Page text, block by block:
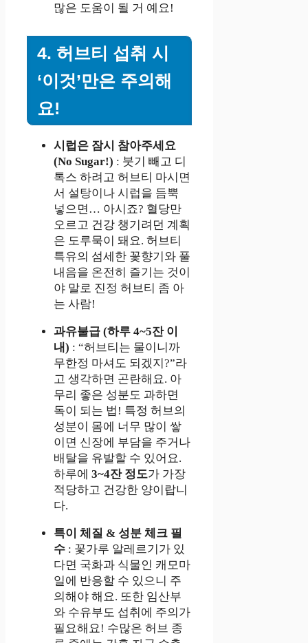
많은 도움이 될 거 예요!
4. 허브티 섭취 시
‘이것’만은 주의해
요!
시럽은 잠시 참아주세요
(No Sugar!) : 붓기 빼고 디
톡스 하려고 허브티 마시면
서 설탕이나 시럽을 듬뿍
넣으면… 아시죠? 혈당만
오르고 건강 챙기려던 계획
은 도루묵이 돼요. 허브티
특유의 섬세한 꽃향기와 풀
내음을 온전히 즐기는 것이
야 말로 진정 허브티 좀 아
는 사람!
과유불급 (하루 4~5잔 이
내) : “허브티는 물이니까
무한정 마셔도 되겠지?”라
고 생각하면 곤란해요. 아
무리 좋은 성분도 과하면
독이 되는 법! 특정 허브의
성분이 몸에 너무 많이 쌓
이면 신장에 부담을 주거나
배탈을 유발할 수 있어요.
하루에 3~4잔 정도가 가장
적당하고 건강한 양이랍니
다.
특이 체질 & 성분 체크 필
수 : 꽃가루 알레르기가 있
다면 국화과 식물인 캐모마
일에 반응할 수 있으니 주
의해야 해요. 또한 임산부
와 수유부도 섭취에 주의가
필요해요! 수많은 허브 종